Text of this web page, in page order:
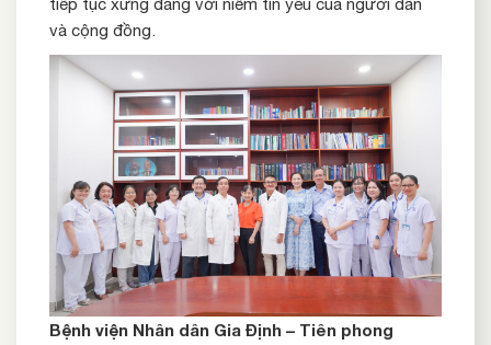
tiếp tục xứng đáng với niềm tin yêu của người dân
và cộng đồng.
Bệnh viện Nhân dân Gia Định – Tiên phong